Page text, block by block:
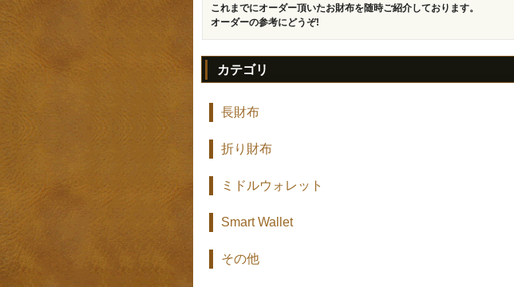
これまでにオーダー頂いたお財布を随時ご紹介しております。
オーダーの参考にどうぞ!
カテゴリ
長財布
折り財布
ミドルウォレット
Smart Wallet
その他